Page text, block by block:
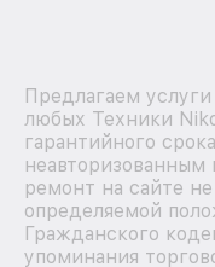
Предлагаем
любых Техники
гарантийного
ремонт на сайте
определяемой
Гражданского
упоминания